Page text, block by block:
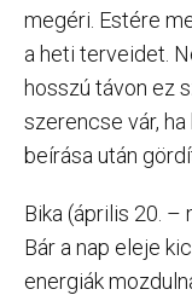
megéri. Estére
a heti terveidet.
hosszú távon ez
szerencse vár,
beírása után
Bika (április 20. –
Bár a nap eleje
energiák